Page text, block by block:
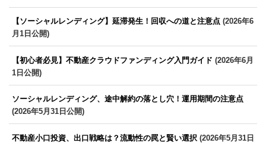
【ソーシャルレンディング】延滞発生！回収への道と注意点 (2026年6
月1日公開)
【初心者必見】不動産クラウドファンディング入門ガイド (2026年6月
1日公開)
ソーシャルレンディング、途中解約の落とし穴！運用期間の注意点
(2026年5月31日公開)
不動産小口投資、出口戦略は？流動性の罠と賢い選択 (2026年5月31日